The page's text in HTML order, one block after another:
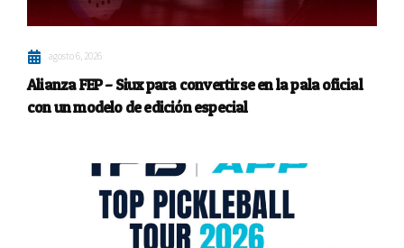
agosto 6, 2026
Alianza FEP – Siux para convertirse en la pala oficial
con un modelo de edición especial